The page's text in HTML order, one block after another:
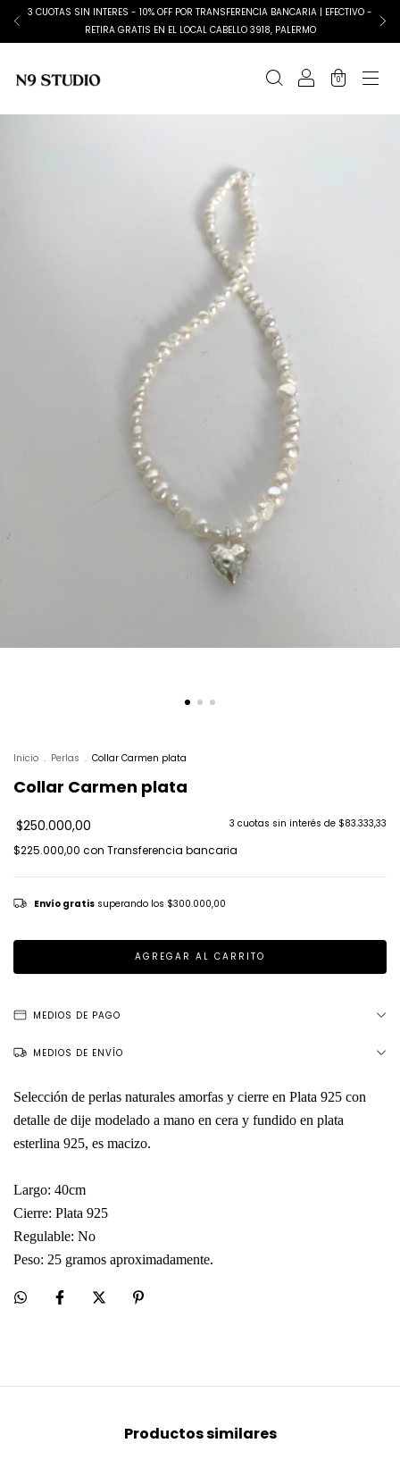
3 CUOTAS SIN INTERES - 10% OFF POR TRANSFERENCIA BANCARIA | EFECTIVO -
RETIRA GRATIS EN EL LOCAL CABELLO 3918, PALERMO
0
Inicio . Perlas . Collar Carmen plata
Collar Carmen plata
$250.000,00 3 cuotas sin interés de $83.333,33
$225.000,00 con Transferencia bancaria
Envío gratis superando los $300.000,00
MEDIOS DE PAGO
MEDIOS DE ENVÍO
Selección de perlas naturales amorfas y cierre en Plata 925 con
detalle de dije modelado a mano en cera y fundido en plata
esterlina 925, es macizo.
Largo: 40cm
Cierre: Plata 925
Regulable: No
Peso: 25 gramos aproximadamente.
Productos similares